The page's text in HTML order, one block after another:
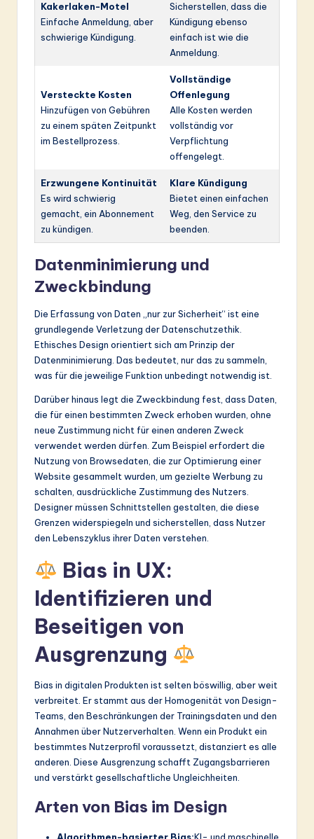
Kakerlaken-Motel
Einfache Anmeldung, aber
schwierige Kündigung.
Sicherstellen, dass die
Kündigung ebenso
einfach ist wie die
Anmeldung.
Versteckte Kosten
Hinzufügen von Gebühren
zu einem späten Zeitpunkt
im Bestellprozess.
Vollständige
Offenlegung
Alle Kosten werden
vollständig vor
Verpflichtung
offengelegt.
Erzwungene Kontinuität
Es wird schwierig
gemacht, ein Abonnement
zu kündigen.
Klare Kündigung
Bietet einen einfachen
Weg, den Service zu
beenden.
Datenminimierung und
Zweckbindung
Die Erfassung von Daten „nur zur Sicherheit“ ist eine
grundlegende Verletzung der Datenschutzethik.
Ethisches Design orientiert sich am Prinzip der
Datenminimierung. Das bedeutet, nur das zu sammeln,
was für die jeweilige Funktion unbedingt notwendig ist.
Darüber hinaus legt die Zweckbindung fest, dass Daten,
die für einen bestimmten Zweck erhoben wurden, ohne
neue Zustimmung nicht für einen anderen Zweck
verwendet werden dürfen. Zum Beispiel erfordert die
Nutzung von Browsedaten, die zur Optimierung einer
Website gesammelt wurden, um gezielte Werbung zu
schalten, ausdrückliche Zustimmung des Nutzers.
Designer müssen Schnittstellen gestalten, die diese
Grenzen widerspiegeln und sicherstellen, dass Nutzer
den Lebenszyklus ihrer Daten verstehen.
Bias in UX:
Identifizieren und
Beseitigen von
Ausgrenzung
Bias in digitalen Produkten ist selten böswillig, aber weit
verbreitet. Er stammt aus der Homogenität von Design-
Teams, den Beschränkungen der Trainingsdaten und den
Annahmen über Nutzerverhalten. Wenn ein Produkt ein
bestimmtes Nutzerprofil voraussetzt, distanziert es alle
anderen. Diese Ausgrenzung schafft Zugangsbarrieren
und verstärkt gesellschaftliche Ungleichheiten.
Arten von Bias im Design